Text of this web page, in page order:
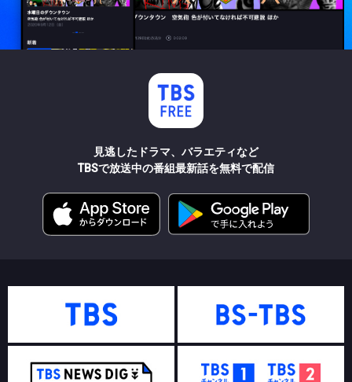
見逃したドラマ、バラエティなど
TBSで放送中の番組最新話を無料で配信